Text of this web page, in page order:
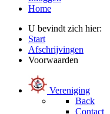
Home
U bevindt zich hier:
Start
Afschrijvingen
Voorwaarden
Vereniging
Back
Contact